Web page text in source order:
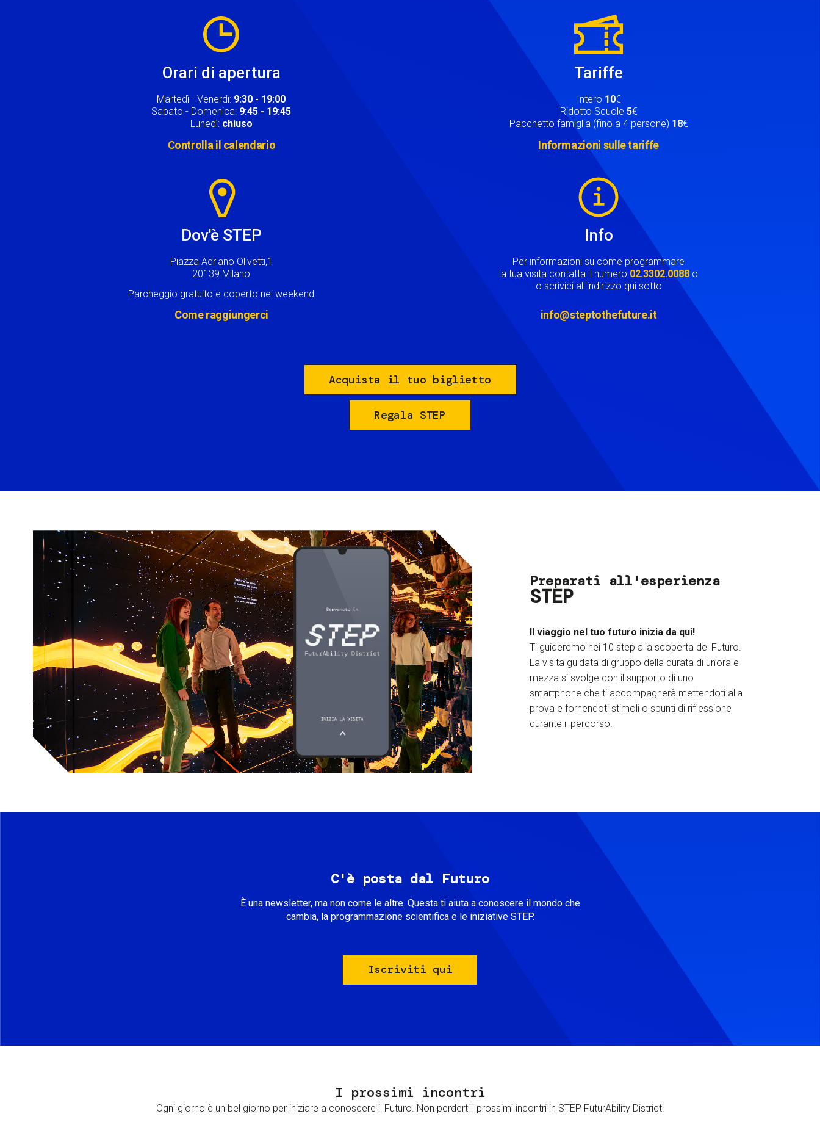
Orari di apertura
Martedì - Venerdì: 9:30 - 19:00
Sabato - Domenica: 9:45 - 19:45
Lunedì: chiuso
Controlla il calendario
Tariffe
Intero 10€
Ridotto Scuole 5€
Pacchetto famiglia (fino a 4 persone) 18€
Informazioni sulle tariffe
Dov'è STEP
Piazza Adriano Olivetti,1
20139 Milano
Parcheggio gratuito e coperto nei weekend
Come raggiungerci
Info
Per informazioni su come programmare
la tua visita contatta il numero 02.3302.0088 o
o scrivici all'indirizzo qui sotto
info@steptothefuture.it
Acquista il tuo biglietto
Regala STEP
Preparati all'esperienza
STEP
Il viaggio nel tuo futuro inizia da qui!
Ti guideremo nei 10 step alla scoperta del Futuro.
La visita guidata di gruppo della durata di un’ora e
mezza si svolge con il supporto di uno
smartphone che ti accompagnerà mettendoti alla
prova e fornendoti stimoli o spunti di riflessione
durante il percorso.
C'è posta dal Futuro
È una newsletter, ma non come le altre. Questa ti aiuta a conoscere il mondo che
cambia, la programmazione scientifica e le iniziative STEP.
Iscriviti qui
I prossimi incontri
Ogni giorno è un bel giorno per iniziare a conoscere il Futuro. Non perderti i prossimi incontri in STEP FuturAbility District!